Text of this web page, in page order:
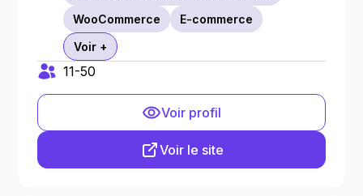
WooCommerce
E-commerce
Voir +
11-50
Voir profil
Voir le site